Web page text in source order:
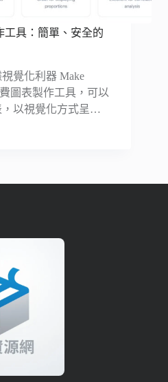
工具：簡單、安全的
覺化利器 Make
圖表製作工具，可以
以視覺化方式呈…